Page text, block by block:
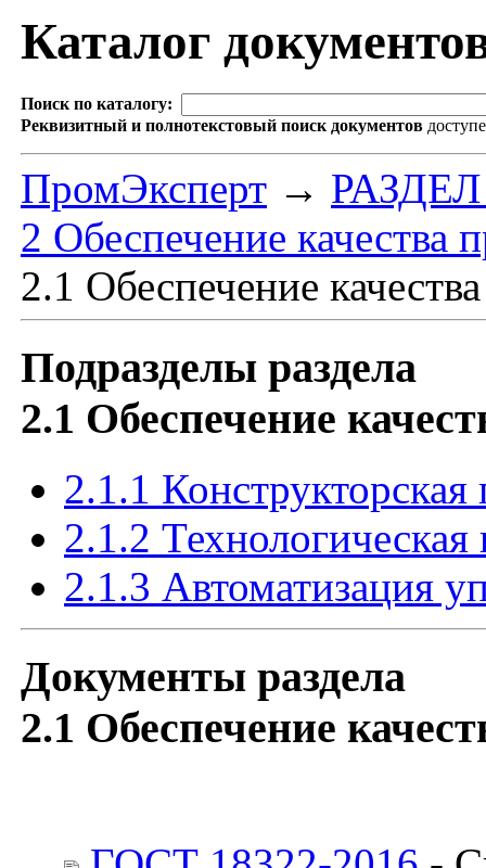
Каталог
Поиск по каталогу:
Реквизитный и полнотекстовый поиск документов
ПромЭксперт →
2 Обеспечение качества
2.1 Обеспечение
Подразделы раздела
2.1 Обеспечение
2.1.1 Конструкторская
2.1.2 Технологическая
2.1.3 Автоматизация
Документы раздела
2.1 Обеспечение